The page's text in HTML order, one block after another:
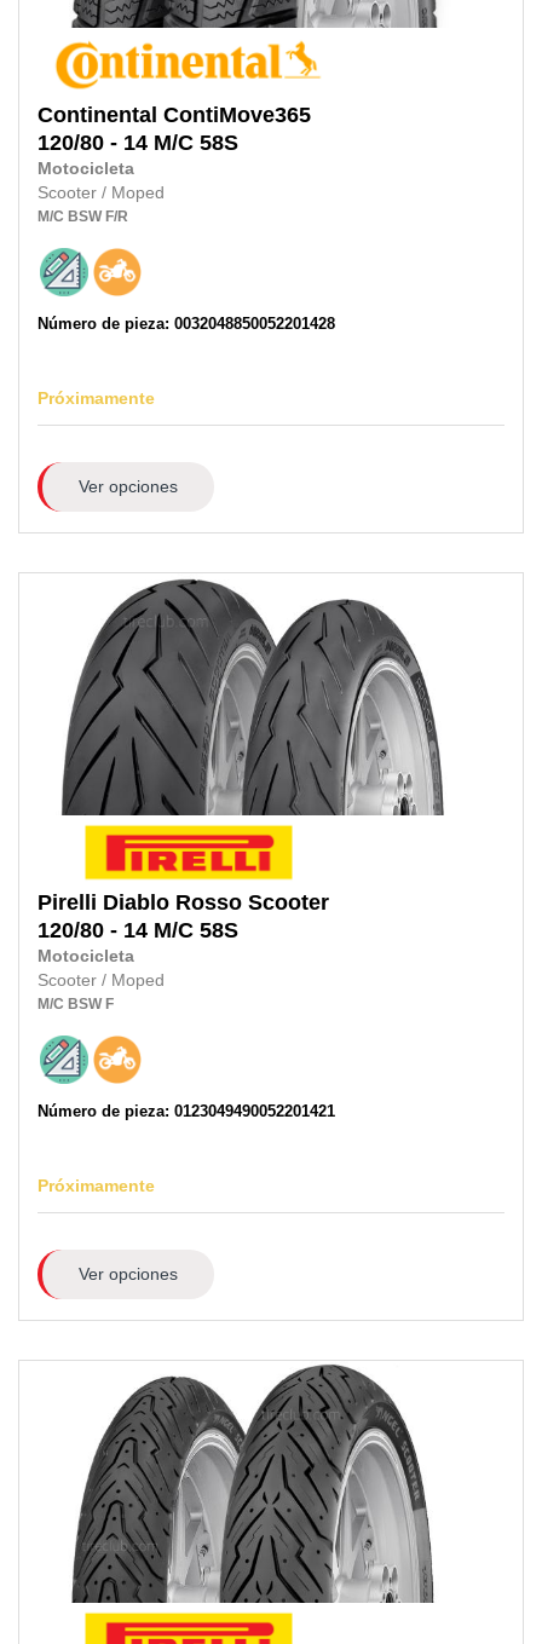
Continental ContiMove365
120/80 - 14 M/C 58S
Motocicleta
Scooter / Moped
M/C BSW F/R
Número de pieza: 0032048850052201428
Próximamente
Ver opciones
Pirelli Diablo Rosso Scooter
120/80 - 14 M/C 58S
Motocicleta
Scooter / Moped
M/C BSW F
Número de pieza: 0123049490052201421
Próximamente
Ver opciones